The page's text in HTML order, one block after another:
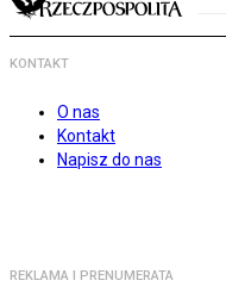
KONTAKT
O nas
Kontakt
Napisz do nas
REKLAMA I PRENUMERATA